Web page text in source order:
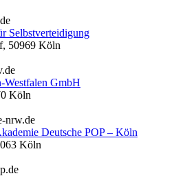
Selbstverteidigung
50969 Köln
GmbH
Köln
nrw.de
Deutsche POP – Köln
Köln